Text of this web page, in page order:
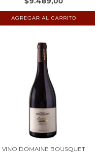
VINO DOMAINE BOUSQUET